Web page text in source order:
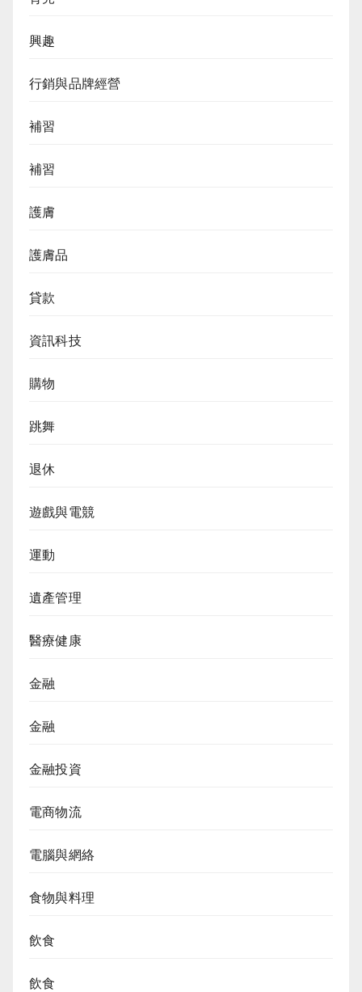
興趣
行銷與品牌經營
補習
補習
護膚
護膚品
貸款
資訊科技
購物
跳舞
退休
遊戲與電競
運動
遺產管理
醫療健康
金融
金融
金融投資
電商物流
電腦與網絡
食物與料理
飲食
飲食